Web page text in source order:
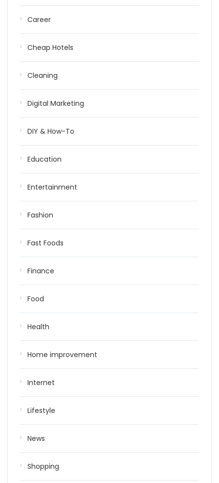
Career
Cheap Hotels
Cleaning
Digital Marketing
DIY & How-To
Education
Entertainment
Fashion
Fast Foods
Finance
Food
Health
Home improvement
Internet
Lifestyle
News
Shopping